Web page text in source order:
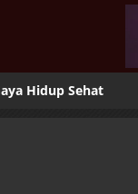
Hidup Sehat